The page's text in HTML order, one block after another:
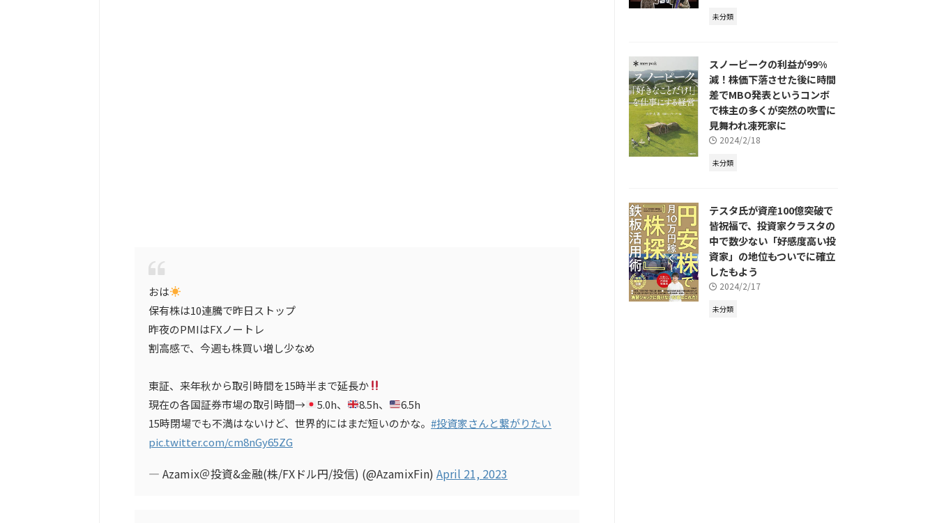
おは
保有株は10連騰で昨日ストップ
昨夜のPMIはFXノートレ
割高感で、今週も株買い増し少なめ
東証、来年秋から取引時間を15時半まで延長か
現在の各国証券市場の取引時間→
5.0h、 8.5h、
6.5h
15時閉場でも不満はないけど、世界的にはまだ短いのかな。 #投資家さんと繋がりたい
pic.twitter.com/cm8nGy65ZG
— Azamix＠投資&金融(株/FXドル円/投信) (@AzamixFin) April 21, 2023
未分類
スノーピークの利益が99%
減！株価下落させた後に時間
差でMBO発表というコンボ
で株主の多くが突然の吹雪に
見舞われ凍死家に
2024/2/18
未分類
テスタ氏が資産100億突破で
皆祝福で、投資家クラスタの
中で数少ない「好感度高い投
資家」の地位もついでに確立
したもよう
2024/2/17
未分類